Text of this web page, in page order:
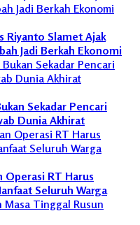
Riyanto Slamet Ajak
Jadi Berkah Ekonomi
Sekadar Pencari
Dunia Akhirat
Operasi RT Harus
Seluruh Warga